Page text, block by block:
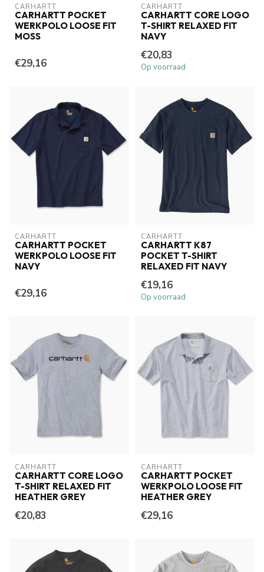
CARHARTT
CARHARTT POCKET
WERKPOLO LOOSE FIT
MOSS
€29,16
CARHARTT
CARHARTT CORE LOGO
T-SHIRT RELAXED FIT
NAVY
€20,83
Op voorraad
CARHARTT
CARHARTT POCKET
WERKPOLO LOOSE FIT
NAVY
€29,16
CARHARTT
CARHARTT K87
POCKET T-SHIRT
RELAXED FIT NAVY
€19,16
Op voorraad
CARHARTT
CARHARTT CORE LOGO
T-SHIRT RELAXED FIT
HEATHER GREY
€20,83
CARHARTT
CARHARTT POCKET
WERKPOLO LOOSE FIT
HEATHER GREY
€29,16